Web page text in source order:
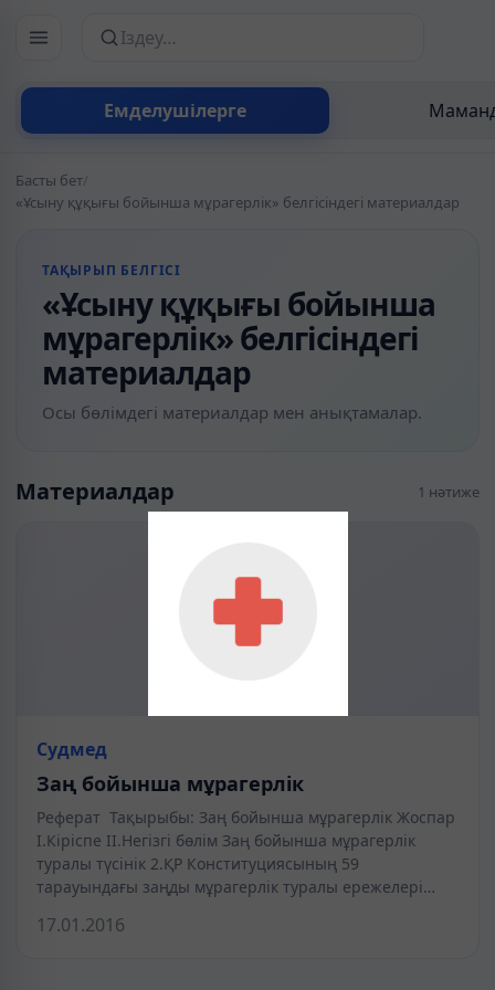
Емделушілерге
Сайттан іздеу
Басты бет/
«Ұсыну құқығы бойынша мұрагерлiк» белгісіндегі материалдар
ТАҚЫРЫП БЕЛГІСІ
«Ұсыну құқығы бойынша
мұрагерлiк» белгісіндегі
материалдар
Осы бөлімдегі материалдар мен анықтамалар.
Материалдар 1 нәтиже
Судмед
Заң бойынша мұрагерлік
Реферат Тақырыбы: Заң бойынша мұрагерлік Жоспар
I.Кіріспе II.Негізгі бөлім Заң бойынша мұрагерлік
туралы түсінік 2.ҚР Конституциясының 59
тарауындағы заңды мұрагерлік туралы ережелері…
17.01.2016